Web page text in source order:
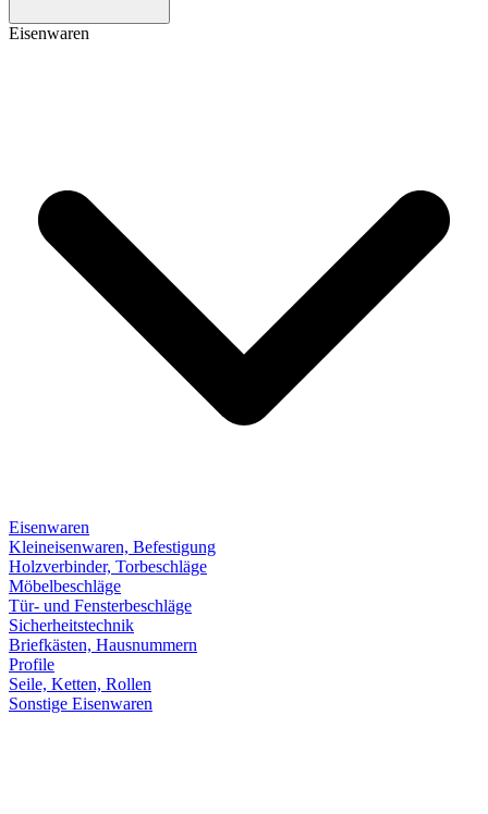
Eisenwaren
Eisenwaren
Kleineisenwaren, Befestigung
Holzverbinder, Torbeschläge
Möbelbeschläge
Tür- und Fensterbeschläge
Sicherheitstechnik
Briefkästen, Hausnummern
Profile
Seile, Ketten, Rollen
Sonstige Eisenwaren